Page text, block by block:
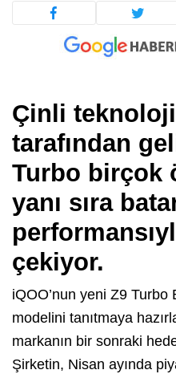
Çinli
tarafından
Turbo birçok
yanı sıra
çekiyor.
iQOO’nun yeni Z9 Turbo
modelini tanıtmaya
markanın bir sonraki
Şirketin, Nisan ayında